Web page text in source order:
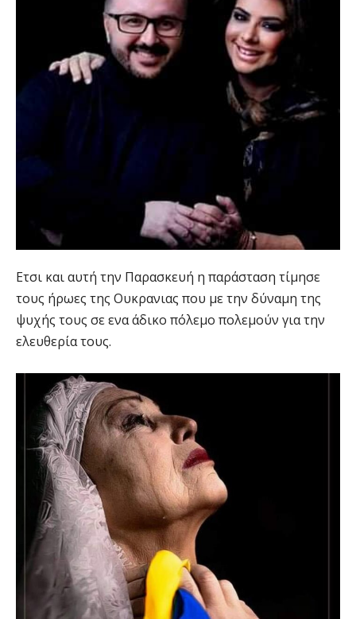
Ετσι και αυτή την Παρασκευή η παράσταση τίμησε
τους ήρωες της Ουκρανιας που με την δύναμη της
ψυχής τους σε ενα άδικο πόλεμο πολεμούν για την
ελευθερία τους.